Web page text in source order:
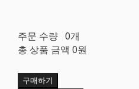
주문 수량 0개
총 상품 금액 0원
구매하기